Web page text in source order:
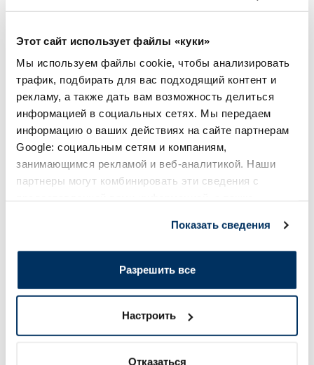
Этот сайт использует файлы «куки»
Мы используем файлы cookie, чтобы анализировать
трафик, подбирать для вас подходящий контент и
рекламу, а также дать вам возможность делиться
информацией в социальных сетях. Мы передаем
информацию о ваших действиях на сайте партнерам
Google: социальным сетям и компаниям,
занимающимся рекламой и веб-аналитикой. Наши
партнеры могут комбинировать эти сведения с
Показать сведения
Разрешить все
Настроить
Отказаться
В
Page 1 of 10
Солнечная защита летом ☀️
Более...
-60% -60%
мл